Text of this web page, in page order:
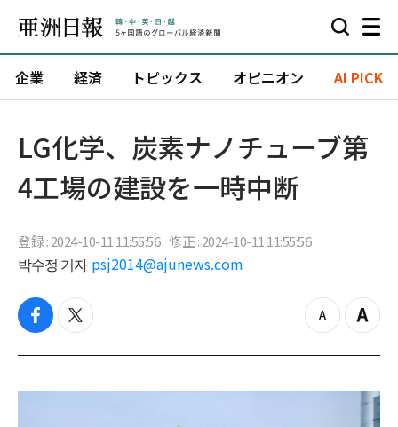
企業 経済 トピックス オピニオン AI PICK
LG化学、炭素ナノチューブ第
4工場の建設を一時中断
登録 : 2024-10-11 11:55:56 修正 : 2024-10-11 11:55:56
박수정 기자 psj2014@ajunews.com
f
c
b
t
i
t
z
o
o
Z
o
i
n